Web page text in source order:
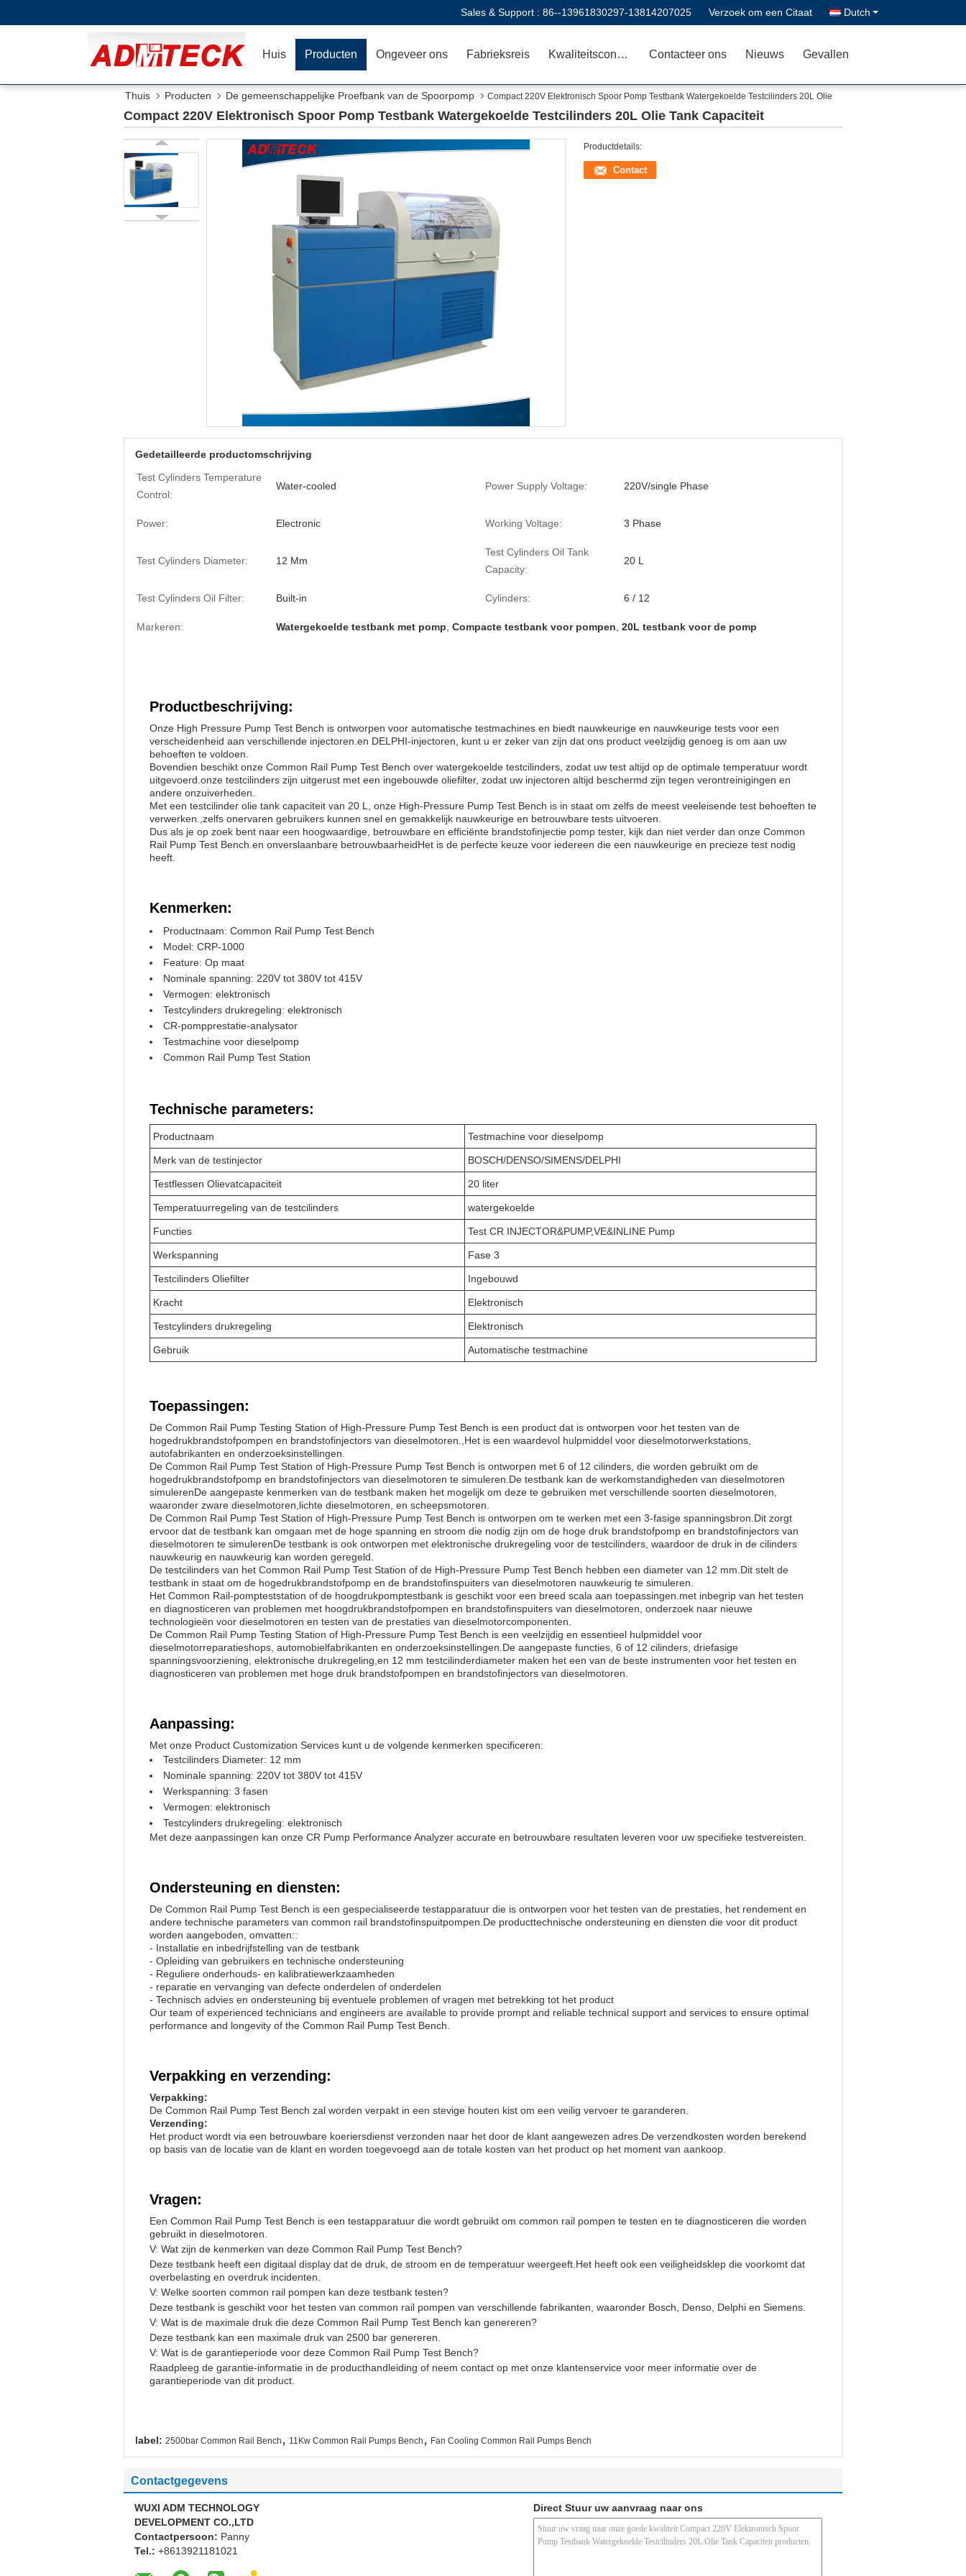
Sales & Support : 86--13961830297-13814207025 Verzoek om een Citaat Dutch
Huis Producten Ongeveer ons Fabrieksreis Kwaliteitscontrole Contacteer ons Nieuws Gevallen
Thuis Producten De gemeenschappelijke Proefbank van de Spoorpomp
Compact 220V Elektronisch Spoor Pomp Testbank Watergekoelde Testcilinders 20L Olie
Tank Capaciteit
Compact 220V Elektronisch Spoor Pomp Testbank Watergekoelde Testcilinders 20L Olie Tank Capaciteit
Productdetails:
Contact
Gedetailleerde productomschrijving
Test Cylinders Temperature
Control:
Water-cooled Power Supply Voltage: 220V/single Phase
Power: Electronic Working Voltage: 3 Phase
Test Cylinders Diameter: 12 Mm
Test Cylinders Oil Tank
Capacity:
20 L
Test Cylinders Oil Filter: Built-in Cylinders: 6 / 12
Markeren: Watergekoelde testbank met pomp Compacte testbank voor pompen 20L testbank voor de pomp
Productbeschrijving:
Onze High Pressure Pump Test Bench is ontworpen voor automatische testmachines en biedt nauwkeurige en nauwkeurige tests voor een
verscheidenheid aan verschillende injectoren.en DELPHI-injectoren, kunt u er zeker van zijn dat ons product veelzijdig genoeg is om aan uw
behoeften te voldoen.
Bovendien beschikt onze Common Rail Pump Test Bench over watergekoelde testcilinders, zodat uw test altijd op de optimale temperatuur wordt
uitgevoerd.onze testcilinders zijn uitgerust met een ingebouwde oliefilter, zodat uw injectoren altijd beschermd zijn tegen verontreinigingen en
andere onzuiverheden.
Met een testcilinder olie tank capaciteit van 20 L, onze High-Pressure Pump Test Bench is in staat om zelfs de meest veeleisende test behoeften te
verwerken.,zelfs onervaren gebruikers kunnen snel en gemakkelijk nauwkeurige en betrouwbare tests uitvoeren.
Dus als je op zoek bent naar een hoogwaardige, betrouwbare en efficiënte brandstofinjectie pomp tester, kijk dan niet verder dan onze Common
Rail Pump Test Bench.en onverslaanbare betrouwbaarheidHet is de perfecte keuze voor iedereen die een nauwkeurige en precieze test nodig
heeft.
Kenmerken:
Productnaam: Common Rail Pump Test Bench
Model: CRP-1000
Feature: Op maat
Nominale spanning: 220V tot 380V tot 415V
Vermogen: elektronisch
Testcylinders drukregeling: elektronisch
CR-pompprestatie-analysator
Testmachine voor dieselpomp
Common Rail Pump Test Station
Technische parameters:
Productnaam Testmachine voor dieselpomp
Merk van de testinjector BOSCH/DENSO/SIMENS/DELPHI
Testflessen Olievatcapaciteit 20 liter
Temperatuurregeling van de testcilinders watergekoelde
Functies Test CR INJECTOR&PUMP,VE&INLINE Pump
Werkspanning Fase 3
Testcilinders Oliefilter Ingebouwd
Kracht Elektronisch
Testcylinders drukregeling Elektronisch
Gebruik Automatische testmachine
Toepassingen:
De Common Rail Pump Testing Station of High-Pressure Pump Test Bench is een product dat is ontworpen voor het testen van de
hogedrukbrandstofpompen en brandstofinjectors van dieselmotoren.,Het is een waardevol hulpmiddel voor dieselmotorwerkstations,
autofabrikanten en onderzoeksinstellingen.
De Common Rail Pump Test Station of High-Pressure Pump Test Bench is ontworpen met 6 of 12 cilinders, die worden gebruikt om de
hogedrukbrandstofpomp en brandstofinjectors van dieselmotoren te simuleren.De testbank kan de werkomstandigheden van dieselmotoren
simulerenDe aangepaste kenmerken van de testbank maken het mogelijk om deze te gebruiken met verschillende soorten dieselmotoren,
waaronder zware dieselmotoren,lichte dieselmotoren, en scheepsmotoren.
De Common Rail Pump Test Station of High-Pressure Pump Test Bench is ontworpen om te werken met een 3-fasige spanningsbron.Dit zorgt
ervoor dat de testbank kan omgaan met de hoge spanning en stroom die nodig zijn om de hoge druk brandstofpomp en brandstofinjectors van
dieselmotoren te simulerenDe testbank is ook ontworpen met elektronische drukregeling voor de testcilinders, waardoor de druk in de cilinders
nauwkeurig en nauwkeurig kan worden geregeld.
De testcilinders van het Common Rail Pump Test Station of de High-Pressure Pump Test Bench hebben een diameter van 12 mm.Dit stelt de
testbank in staat om de hogedrukbrandstofpomp en de brandstofinspuiters van dieselmotoren nauwkeurig te simuleren.
Het Common Rail-pompteststation of de hoogdrukpomptestbank is geschikt voor een breed scala aan toepassingen.met inbegrip van het testen
en diagnosticeren van problemen met hoogdrukbrandstofpompen en brandstofinspuiters van dieselmotoren, onderzoek naar nieuwe
technologieën voor dieselmotoren en testen van de prestaties van dieselmotorcomponenten.
De Common Rail Pump Testing Station of High-Pressure Pump Test Bench is een veelzijdig en essentieel hulpmiddel voor
dieselmotorreparatieshops, automobielfabrikanten en onderzoeksinstellingen.De aangepaste functies, 6 of 12 cilinders, driefasige
spanningsvoorziening, elektronische drukregeling,en 12 mm testcilinderdiameter maken het een van de beste instrumenten voor het testen en
diagnosticeren van problemen met hoge druk brandstofpompen en brandstofinjectors van dieselmotoren.
Aanpassing:
Met onze Product Customization Services kunt u de volgende kenmerken specificeren:
Testcilinders Diameter: 12 mm
Nominale spanning: 220V tot 380V tot 415V
Werkspanning: 3 fasen
Vermogen: elektronisch
Testcylinders drukregeling: elektronisch
Met deze aanpassingen kan onze CR Pump Performance Analyzer accurate en betrouwbare resultaten leveren voor uw specifieke testvereisten.
Ondersteuning en diensten:
De Common Rail Pump Test Bench is een gespecialiseerde testapparatuur die is ontworpen voor het testen van de prestaties, het rendement en
andere technische parameters van common rail brandstofinspuitpompen.De producttechnische ondersteuning en diensten die voor dit product
worden aangeboden, omvatten::
- Installatie en inbedrijfstelling van de testbank
- Opleiding van gebruikers en technische ondersteuning
- Reguliere onderhouds- en kalibratiewerkzaamheden
- reparatie en vervanging van defecte onderdelen of onderdelen
- Technisch advies en ondersteuning bij eventuele problemen of vragen met betrekking tot het product
Our team of experienced technicians and engineers are available to provide prompt and reliable technical support and services to ensure optimal
performance and longevity of the Common Rail Pump Test Bench.
Verpakking en verzending:
Verpakking:
De Common Rail Pump Test Bench zal worden verpakt in een stevige houten kist om een veilig vervoer te garanderen.
Verzending:
Het product wordt via een betrouwbare koeriersdienst verzonden naar het door de klant aangewezen adres.De verzendkosten worden berekend
op basis van de locatie van de klant en worden toegevoegd aan de totale kosten van het product op het moment van aankoop.
Vragen:
Een Common Rail Pump Test Bench is een testapparatuur die wordt gebruikt om common rail pompen te testen en te diagnosticeren die worden
gebruikt in dieselmotoren.
V: Wat zijn de kenmerken van deze Common Rail Pump Test Bench?
Deze testbank heeft een digitaal display dat de druk, de stroom en de temperatuur weergeeft.Het heeft ook een veiligheidsklep die voorkomt dat
overbelasting en overdruk incidenten.
V: Welke soorten common rail pompen kan deze testbank testen?
Deze testbank is geschikt voor het testen van common rail pompen van verschillende fabrikanten, waaronder Bosch, Denso, Delphi en Siemens.
V: Wat is de maximale druk die deze Common Rail Pump Test Bench kan genereren?
Deze testbank kan een maximale druk van 2500 bar genereren.
V: Wat is de garantieperiode voor deze Common Rail Pump Test Bench?
Raadpleeg de garantie-informatie in de producthandleiding of neem contact op met onze klantenservice voor meer informatie over de
garantieperiode van dit product.
label: 2500bar Common Rail Bench , 11Kw Common Rail Pumps Bench , Fan Cooling Common Rail Pumps Bench
Contactgegevens
WUXI ADM TECHNOLOGY
DEVELOPMENT CO.,LTD
Contactpersoon: Panny
Tel.: +8613921181021
Direct Stuur uw aanvraag naar ons